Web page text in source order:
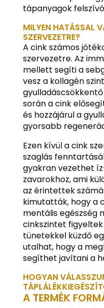
tápanyagok
MILYEN HATÁSSAL
SZERVEZETRE?
A cink számos
szervezetre. Az
mellett segíti a
vesz a kollagén
során a cink
és hozzájárul a
gyorsabb
Ezen kívül a cink
szaglás
gyakran vezethet
zavarokhoz, ami
az érintettek
kimutatták, hogy a
mentális egészség
cinkszintet
tünetekkel küzdő
utalhat, hogy a
segíthet javítani a
HOGYAN
A TERMÉK